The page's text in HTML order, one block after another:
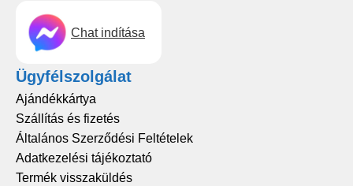
Chat indítása
Ügyfélszolgálat
Ajándékkártya
Szállítás és fizetés
Általános Szerződési Feltételek
Adatkezelési tájékoztató
Termék visszaküldés